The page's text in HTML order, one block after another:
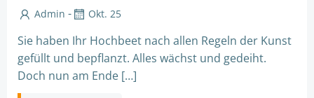
Admin - Okt. 25
Sie haben Ihr Hochbeet nach allen Regeln der Kunst
gefüllt und bepflanzt. Alles wächst und gedeiht.
Doch nun am Ende […]